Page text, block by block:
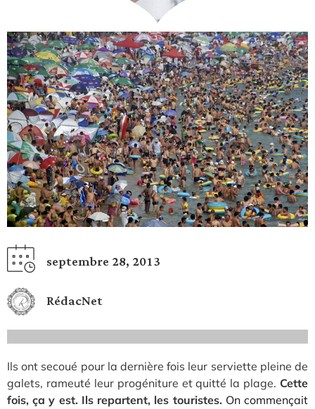
septembre 28, 2013
RédacNet
Ils ont secoué pour la dernière fois leur serviette pleine de
galets, rameuté leur progéniture et quitté la plage. Cette
fois, ça y est. Ils repartent, les touristes. On commençait